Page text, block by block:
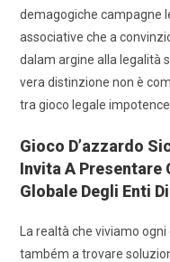
demagogiche campagne
associative che a
dalam argine alla legalità
vera distinzione non è
tra gioco legale impotence
Gioco D’azzardo
Invita A Presentare
Globale Degli Enti
La realtà che viviamo
também a trovare